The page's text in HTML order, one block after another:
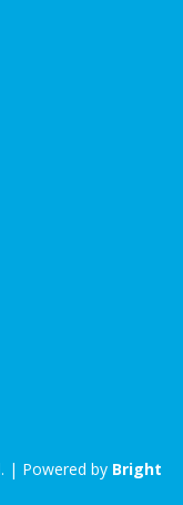
| Powered by Bright